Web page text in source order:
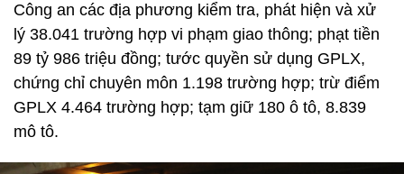
Công an các địa phương kiểm tra, phát hiện và xử
lý 38.041 trường hợp vi phạm giao thông; phạt tiền
89 tỷ 986 triệu đồng; tước quyền sử dụng GPLX,
chứng chỉ chuyên môn 1.198 trường hợp; trừ điểm
GPLX 4.464 trường hợp; tạm giữ 180 ô tô, 8.839
mô tô.